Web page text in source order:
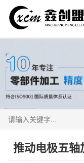
推动电极五